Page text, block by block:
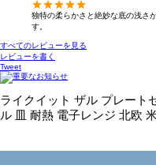
独特の柔らかさと絶妙な底の浅さ
す。
すべてのレビューを見る
レビューを書く
Tweet
ライクイット ザル プレート
ル 皿 耐熱 電子レンジ 北欧